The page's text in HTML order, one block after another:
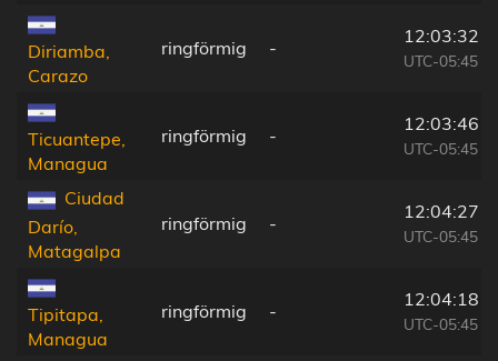
Diriamba,
Carazo
ringförmig -
12:03:32
UTC-05:45
Ticuantepe,
Managua
ringförmig -
12:03:46
UTC-05:45
Ciudad
Darío,
Matagalpa
ringförmig -
12:04:27
UTC-05:45
Tipitapa,
Managua
ringförmig -
12:04:18
UTC-05:45